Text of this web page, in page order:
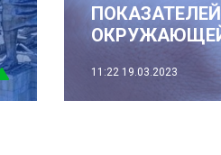
11:22 19.03.2023